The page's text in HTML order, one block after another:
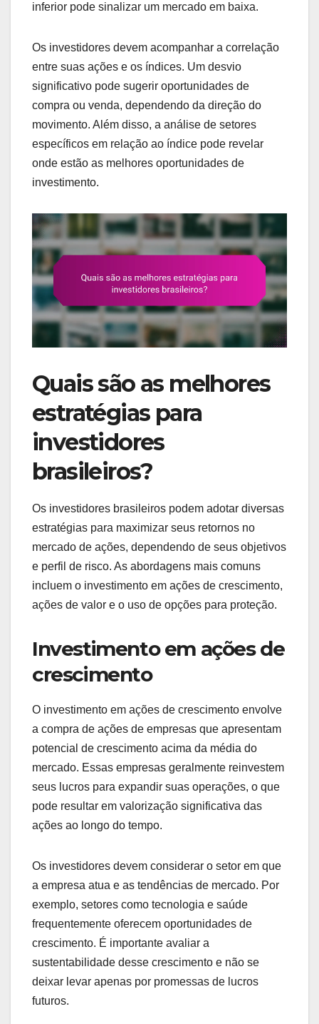
inferior pode sinalizar um mercado em baixa.
Os investidores devem acompanhar a correlação
entre suas ações e os índices. Um desvio
significativo pode sugerir oportunidades de
compra ou venda, dependendo da direção do
movimento. Além disso, a análise de setores
específicos em relação ao índice pode revelar
onde estão as melhores oportunidades de
investimento.
Quais são as melhores
estratégias para
investidores
brasileiros?
Os investidores brasileiros podem adotar diversas
estratégias para maximizar seus retornos no
mercado de ações, dependendo de seus objetivos
e perfil de risco. As abordagens mais comuns
incluem o investimento em ações de crescimento,
ações de valor e o uso de opções para proteção.
Investimento em ações de
crescimento
O investimento em ações de crescimento envolve
a compra de ações de empresas que apresentam
potencial de crescimento acima da média do
mercado. Essas empresas geralmente reinvestem
seus lucros para expandir suas operações, o que
pode resultar em valorização significativa das
ações ao longo do tempo.
Os investidores devem considerar o setor em que
a empresa atua e as tendências de mercado. Por
exemplo, setores como tecnologia e saúde
frequentemente oferecem oportunidades de
crescimento. É importante avaliar a
sustentabilidade desse crescimento e não se
deixar levar apenas por promessas de lucros
futuros.